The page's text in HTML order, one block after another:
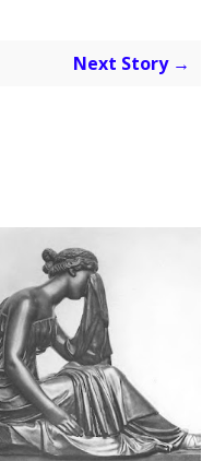
Next Story →